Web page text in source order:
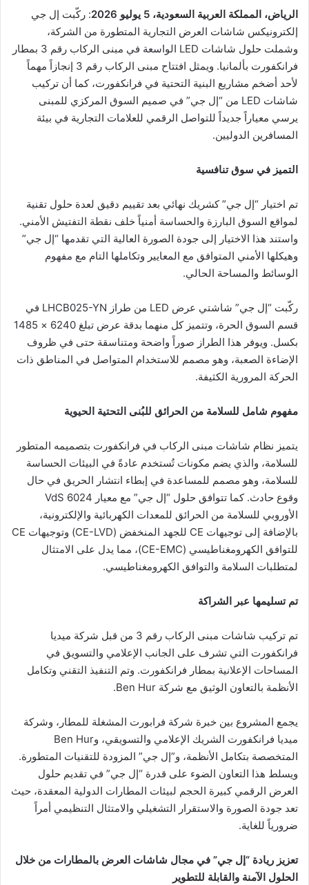
الرياض، المملكة العربية السعودية، 5 يوليو 2026
: ركّبت إل جي
إلكترونيكس شاشات العرض التجارية المتطورة من الشركة،
وشملت حلول شاشات LED الواسعة في مبنى الركاب رقم 3 بمطار
فرانكفورت بألمانيا. ويمثل افتتاح مبنى الركاب رقم 3 إنجازاً مهماً
لأحد أضخم مشاريع البنية التحتية في فرانكفورت، كما أن تركيب
شاشات LED من “إل جي” في صميم السوق المركزي للمبنى
يرسي معياراً جديداً للتواصل الرقمي للعلامات التجارية في بيئة
المسافرين الدوليين.
التميز في سوق تنافسية
تم اختيار “إل جي” كشريك نهائي بعد تقييم دقيق لعدة حلول تقنية
لمواقع السوق البارزة والحساسة أمنياً خلف نقطة التفتيش الأمني.
واستند هذا الاختيار إلى جودة الصورة العالية التي تقدمها “إل جي”
وهيكلها الأمني ​​المتوافق مع المعايير وتكاملها التام مع مفهوم
الوسائط والمساحة الحالي.
ركّبت “إل جي” شاشتي عرض LED من طراز LHCB025-YN في
قسم السوق الحرة، وتتميز كل منهما بدقة عرض تبلغ 6240 × 1485
بكسل. ويوفر هذا الطراز صوراً واضحة ومتناسقة حتى في ظروف
الإضاءة الصعبة، وهو مصمم للاستخدام المتواصل في المناطق ذات
الحركة المرورية الكثيفة.
مفهوم شامل للسلامة من الحرائق للبُنى التحتية الحيوية
يتميز نظام شاشات مبنى الركاب في فرانكفورت بتصميمه المتطور
للسلامة، والذي يضم مكونات تُستخدم عادةً في البيئات الحساسة
للسلامة، وهو مصمم للمساعدة في إبطاء انتشار الحريق في حال
وقوع حادث. كما تتوافق حلول “إل جي” مع معيار VdS 6024
الأوروبي للسلامة من الحرائق للمعدات الكهربائية والإلكترونية،
بالإضافة إلى توجيهات CE للجهد المنخفض (CE-LVD) وتوجيهات CE
للتوافق الكهرومغناطيسي (CE-EMC)، مما يدل على الامتثال
لمتطلبات السلامة والتوافق الكهرومغناطيسي.
تم تسليمها عبر الشراكة
تم تركيب شاشات مبنى الركاب رقم 3 من قبل شركة ميديا
فرانكفورت التي تشرف على الجانب الإعلامي والتسويق في
المساحات الإعلانية بمطار فرانكفورت. وتم التنفيذ التقني وتكامل
الأنظمة بالتعاون الوثيق مع شركة Ben Hur.
يجمع المشروع بين خبرة شركة فرابورت المشغلة للمطار، وشركة
ميديا ​​فرانكفورت الشريك الإعلامي والتسويقي، وBen Hur
المتخصصة بتكامل الأنظمة، و”إل جي” المزودة للتقنيات المتطورة.
ويسلط هذا التعاون الضوء على قدرة “إل جي” في تقديم حلول
العرض الرقمي كبيرة الحجم لبيئات المطارات الدولية المعقدة، حيث
تعد جودة الصورة والاستقرار التشغيلي والامتثال التنظيمي أمراً
ضرورياً للغاية.
تعزيز ريادة “إل جي” في مجال شاشات العرض بالمطارات من خلال
الحلول الآمنة والقابلة للتطوير